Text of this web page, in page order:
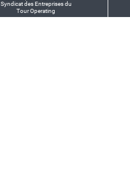
Syndicat des Entreprises du
Tour Operating